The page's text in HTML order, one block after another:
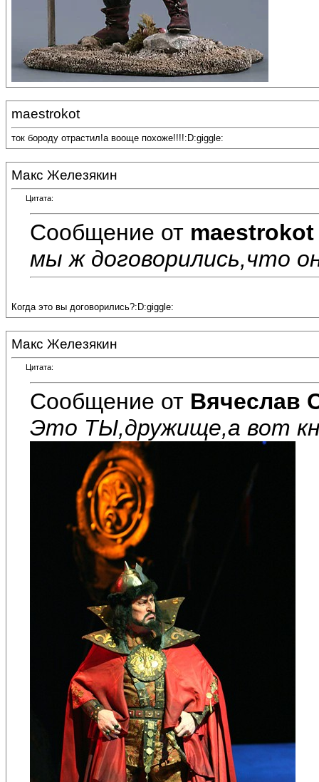
maestrokot
ток бороду отрастил!а вооще похоже!!!!:D:giggle:
Макс Железякин
Цитата:
Сообщение от maestrokot
мы ж договорились,что
Когда это вы договорились?:D:giggle:
Макс Железякин
Цитата:
Сообщение от Вячеслав
Это ТЫ,дружище,а вот